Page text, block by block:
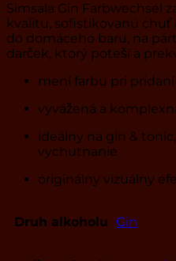
Simsala Gin Farbwechsel
kvalitu, sofistikovanú chuť
do domáceho baru, na
darček, ktorý poteší a
mení farbu pri
vyvážená a
ideálny na gin &
vychutnanie
originálny vizuálny
Druh alkoholu Gin